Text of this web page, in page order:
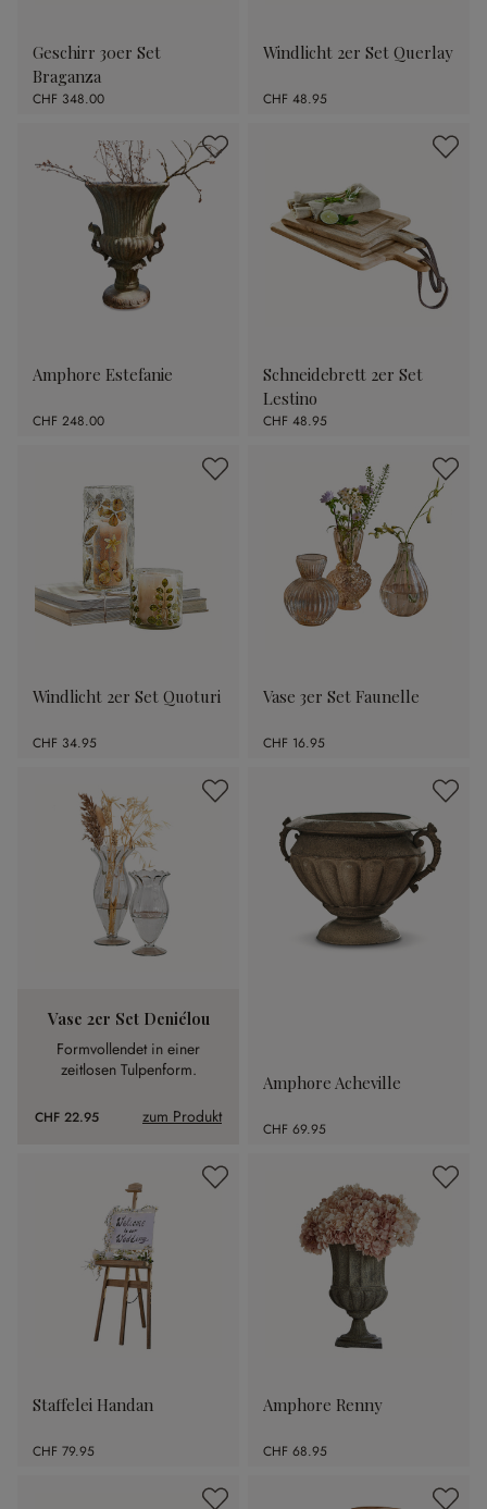
Geschirr 30er Set
Braganza
CHF 348.00
Windlicht 2er Set Querlay
CHF 48.95
Amphore Estefanie
CHF 248.00
Schneidebrett 2er Set
Lestino
CHF 48.95
Windlicht 2er Set Quoturi
CHF 34.95
Vase 3er Set Faunelle
CHF 16.95
Vase 2er Set Deniélou
Formvollendet in einer
zeitlosen Tulpenform.
CHF 22.95 zum Produkt
Amphore Acheville
CHF 69.95
Staffelei Handan
CHF 79.95
Amphore Renny
CHF 68.95